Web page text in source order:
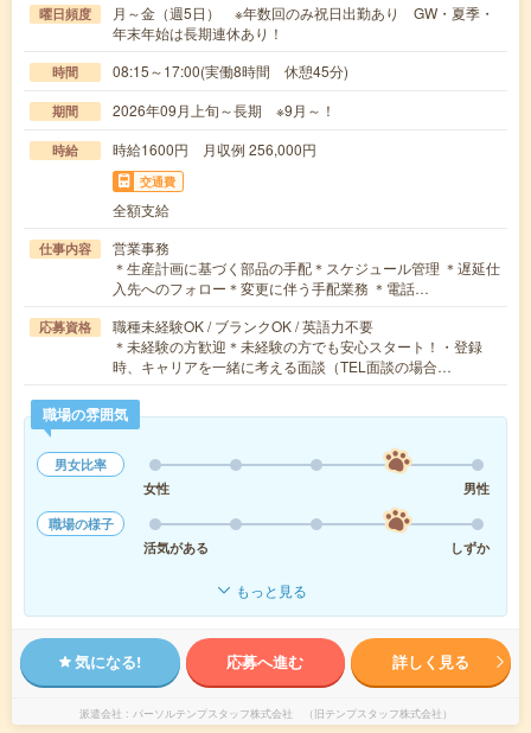
曜日頻度
月～金（週5日） ※年数回のみ祝日出勤あり GW・夏季・
年末年始は長期連休あり！
時間 08:15～17:00(実働8時間 休憩45分)
期間 2026年09月上旬～長期 ※9月～！
時給 時給1600円 月収例 256,000円
交通費
全額支給
仕事内容
営業事務
＊生産計画に基づく部品の手配＊スケジュール管理 ＊遅延仕
入先へのフォロー＊変更に伴う手配業務 ＊電話…
応募資格
職種未経験OK / ブランクOK / 英語力不要
＊未経験の方歓迎＊未経験の方でも安心スタート！・登録
時、キャリアを一緒に考える面談（TEL面談の場合…
職場の雰囲気
男女比率
女性
男性
職場の様子
活気がある
しずか
もっと見る
気になる! 応募へ進む 詳しく見る
派遣会社 パーソルテンプスタッフ株式会社 （旧テンプスタッフ株式会社）